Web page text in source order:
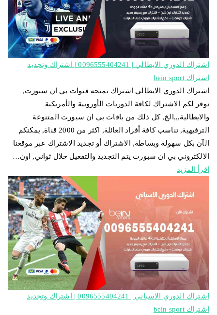
اشتراك الدوري الايطالي | 0096555404241 | اشتراك وتجديد
اشتراك bein sport
اشتراك الدوري الايطالي اشتراك تمنحه قنوات بي ان سبورت,
نوفر لكم الاشتراك لكافة الدوريات الأوروبية والأمريكية
والايطالية,,,الخ, كل ذلك من باقات بي ان سبورت المتنوعة
الترفيهية, تناسب كافة أفراد العائلة, اكثر من 2000 قناة, يمكنكم
الآن بكل سهولة وبساطة, الاشتراك أو تجديد الاشتراك عبر موقعنا
الالكتروني بي ان سبورت يتم التجديد والتفعيل خلال ثواني, اون…
اقرأ المزيد
اشتراك الدوري الاسباني | 0096555404241 | اشتراك وتجديد
اشتراك bein sport